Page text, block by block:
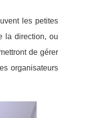
les petites
la direction, ou
de gérer
organisateurs